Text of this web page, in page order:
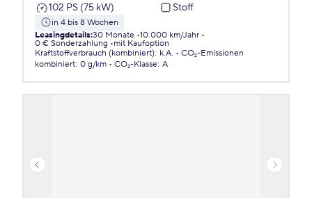
102 PS (75 kW)
Stoff
in 4 bis 8 Wochen
Leasingdetails:30 Monate 10.000 km/Jahr
0 € Sonderzahlung
mit Kaufoption
Kraftstoffverbrauch (kombiniert): k.A.
CO₂-Emissionen
kombiniert: 0 g/km CO₂-Klasse: A